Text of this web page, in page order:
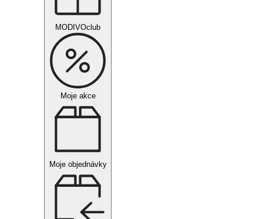
MODIVOclub
Moje akce
Moje objednávky